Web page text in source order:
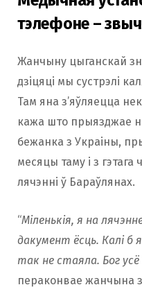
тэлефоне –
Жанчыну цыганскай
дзіцяці мы сустрэлі
Там яна з’яўляецца
кажа што прыязджае
бежанка з Украіны,
месяцы таму і з гэтага
лячэнні ў Бараўлянах.
“Міленькія, я на
дакумент ёсць. Калі б
так не стаяла. Бог
пераконвае жанчына